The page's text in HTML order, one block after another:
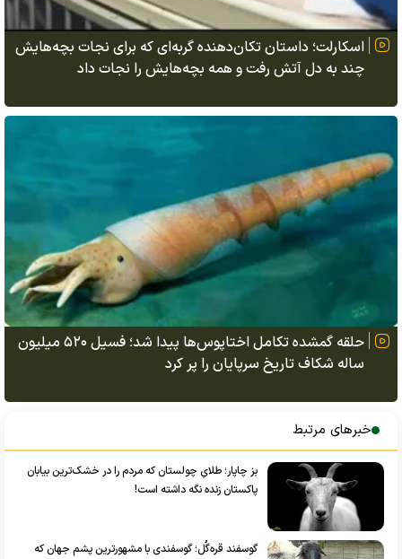
اسکارلت؛ داستان تکان‌دهنده گربه‌ای که برای نجات بچه‌هایش
چند به دل آتش رفت و همه بچه‌هایش را نجات داد
حلقه گمشده تکامل اختاپوس‌ها پیدا شد؛ فسیل ۵۲۰ میلیون
ساله شکاف تاریخ سرپایان را پر کرد
خبرهای مرتبط
بز چاپار؛ طلایِ چولستان که مردم را در خشک‌ترین بیابان
پاکستان زنده نگه داشته است!
گوسفند قره‌گُل؛ گوسفندی با مشهورترین پشم جهان که